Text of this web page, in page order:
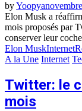
byYoopya
Elon Musk a
mois proposés par
conserver leur
Elon MuskInternet
A la Une Internet
Twitter: le
mois